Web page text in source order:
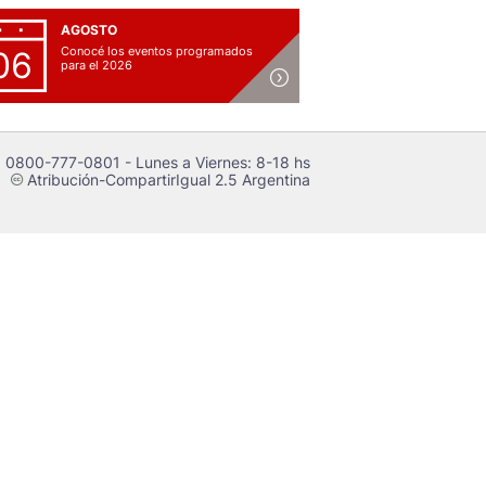
AGOSTO
Conocé los eventos programados
para el 2026
0800-777-0801 - Lunes a Viernes: 8-18 hs
cAtribución-CompartirIgual 2.5 Argentina